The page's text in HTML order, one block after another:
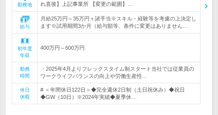
勤務地
れ直後】上記事業所 【変更の範囲】…
給与
月給25万円～35万円＋諸手当※スキル・経験等を考慮の上決定し
ます※試用期間3か月（給与額等、条件に変更はありません…
初年度
年収
400万円～600万円
勤務
時間
・2025年4月よりフレックスタイム制スタート当社では従業員の
ワークライフバランスの向上や労働生産性…
休日
休暇
# ＜年間休日122日＞◆完全週休2日制（土日祝休み）◆祝日
◆GW（10日）※2024年実績◆夏季休…